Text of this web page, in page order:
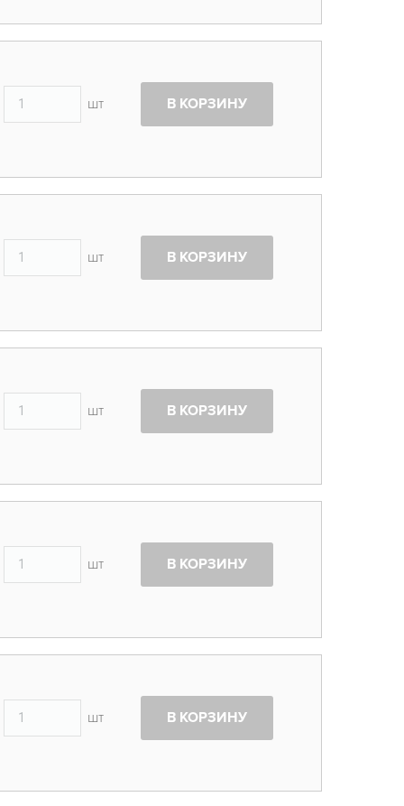
шт В КОРЗИНУ
шт В КОРЗИНУ
шт В КОРЗИНУ
шт В КОРЗИНУ
шт В КОРЗИНУ